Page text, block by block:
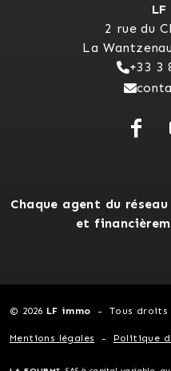
2 rue du
La
+33 3
Chaque agent du
et
© 2026 LF immo Tous droits
Mentions légales Politique